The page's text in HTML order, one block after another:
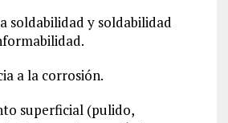
soldabilidad y soldabilidad
a la corrosión.
superficial (pulido,